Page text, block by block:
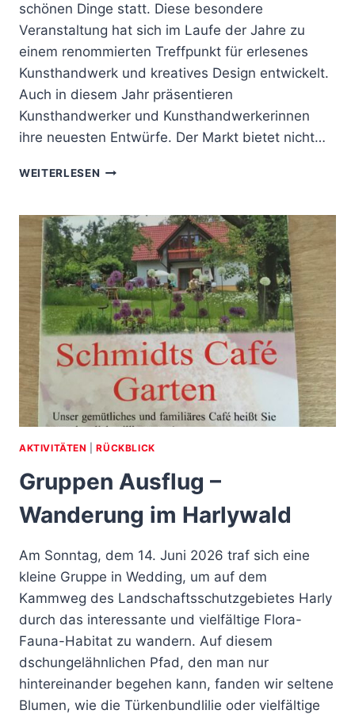
schönen Dinge statt. Diese besondere
Veranstaltung hat sich im Laufe der Jahre zu
einem renommierten Treffpunkt für erlesenes
Kunsthandwerk und kreatives Design entwickelt.
Auch in diesem Jahr präsentieren
Kunsthandwerker und Kunsthandwerkerinnen
ihre neuesten Entwürfe. Der Markt bietet nicht…
WEITERLESEN MARKT
DINGE
2026
AKTIVITÄTEN |RÜCKBLICK
Gruppen Ausflug –
Wanderung im Harlywald
Am Sonntag, dem 14. Juni 2026 traf sich eine
kleine Gruppe in Wedding, um auf dem
Kammweg des Landschaftsschutzgebietes Harly
durch das interessante und vielfältige Flora-
Fauna-Habitat zu wandern. Auf diesem
dschungelähnlichen Pfad, den man nur
hintereinander begehen kann, fanden wir seltene
Blumen, wie die Türkenbundlilie oder vielfältige